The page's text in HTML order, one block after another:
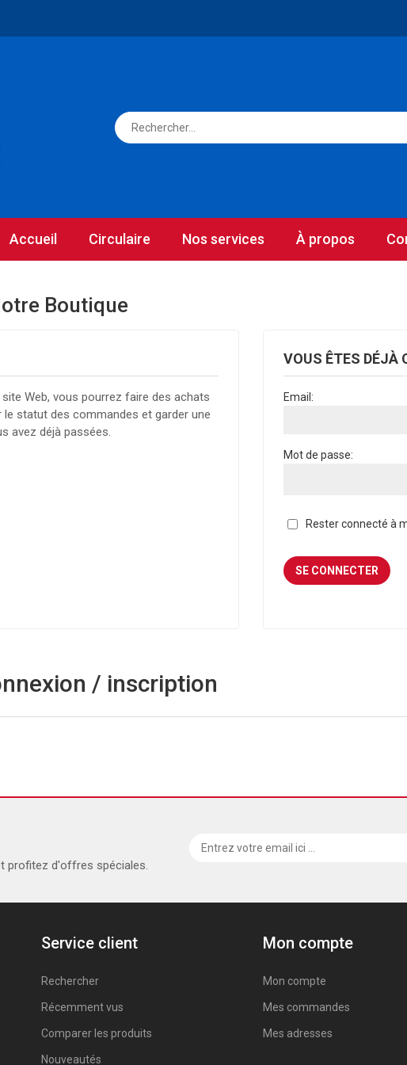
Accueil Circulaire Nos services À propos
Boutique
Web, vous pourrez faire des achats
statut des commandes et garder une
avez déjà passées.
VOUS ÊTES DÉJÀ
Email:
Mot de passe:
Rester connecté à
/ inscription
profitez d'offres spéciales.
Service client
Rechercher
Récemment vus
Comparer les produits
Nouveautés
Mon compte
Mon compte
Mes commandes
Mes adresses